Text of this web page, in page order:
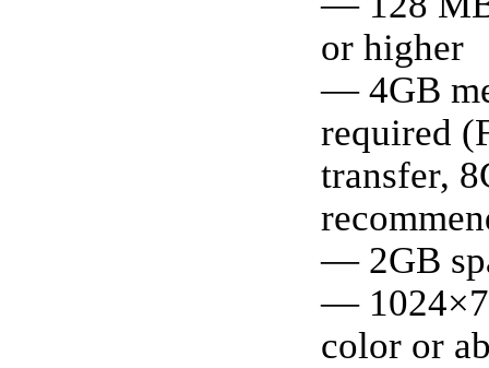
or higher
— 4GB
required
transfer,
— 2GB
—
color or